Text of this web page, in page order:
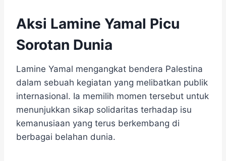
Aksi Lamine Yamal Picu
Sorotan Dunia
Lamine Yamal mengangkat bendera Palestina
dalam sebuah kegiatan yang melibatkan publik
internasional. Ia memilih momen tersebut untuk
menunjukkan sikap solidaritas terhadap isu
kemanusiaan yang terus berkembang di
berbagai belahan dunia.